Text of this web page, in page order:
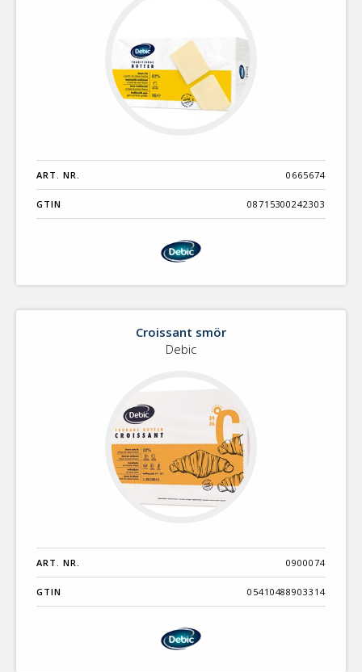
ART. NR. 0665674
GTIN 08715300242303
Croissant smör
Debic
ART. NR. 0900074
GTIN 05410488903314